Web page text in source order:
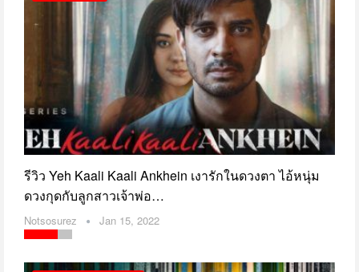
รีวิว Yeh Kaali Kaali Ankhein เงารักในดวงตา ไอ้หนุ่ม
ดวงกุดกับลูกสาวเจ้าพ่อ…
Notsosurez Jan 15, 2022